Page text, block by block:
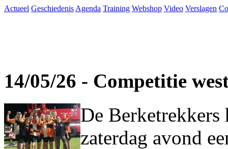
Actueel Geschiedenis Agenda Training Webshop Video Verslagen
14/05/26 - Competitie
De Berketrekkers
zaterdag avond